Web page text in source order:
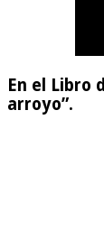
En el Libro
arroyo”.